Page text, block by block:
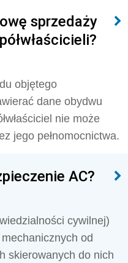
sprzedaży
objętego
dane obydwu
nie może
jego pełnomocnictwa.
AC?
cywilnej)
od
skierowanych do nich